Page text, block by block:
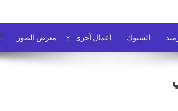
الشبوك أعمال آخرى معرض الصور